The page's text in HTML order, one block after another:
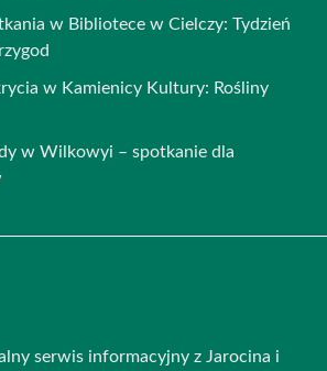
w Bibliotece w Cielczy: Tydzień
w Kamienicy Kultury: Rośliny
w Wilkowyi – spotkanie dla
serwis informacyjny z Jarocina i